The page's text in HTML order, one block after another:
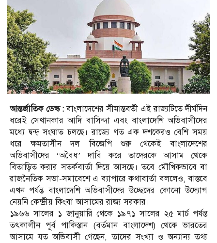
আন্তর্জাতিক ডেস্ক :বাংলাদেশের সীমান্তবর্তী এই রাজ্যটিতে দীর্ঘদিন
ধরেই সেখানকার আদি বাসিন্দা এবং বাংলাদেশি অভিবাসীদের
মধ্যে দ্বন্দ্ব সংঘাত চলছে। রাজ্যে গত এক দশকেরও বেশি সময়
ধরে ক্ষমতাসীন দল বিজেপি শুরু থেকেই বাংলাদেশের
অভিবাসীদের ‘অবৈধ’ দাবি করে তাদেরকে আসাম থেকে
বিতাড়িত করার সতর্কবার্তা দিয়ে আসছে। তবে মৌখিকভাবে বা
রাজনৈতিক সভা-সমাবেশে এ ব্যাপারে কথাবার্তা বললেও, বাস্তবে
এখন পর্যন্ত বাংলাদেশি অভিবাসীদের উচ্ছেদের কোনো উদ্যোগ
নেয়নি কেন্দ্রীয় কিংবা আসামের রাজ্য সরকার।
১৯৬৬ সালের ১ জানুয়ারি থেকে ১৯৭১ সালের ২৫ মার্চ পর্যন্ত
তৎকালীন পূর্ব পাকিস্তান (বর্তমান বাংলাদেশ) থেকে ভারতের
আসামে যত অভিবাসী গেছেন, তাদের সংখ্যা ও অন্যান্য তথ্য